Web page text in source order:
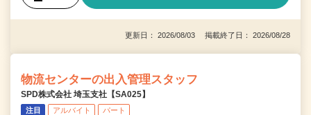
更新日： 2026/08/03 掲載終了日： 2026/08/28
物流センターの出入管理スタッフ
SPD株式会社 埼玉支社【SA025】
注目 アルバイト パート